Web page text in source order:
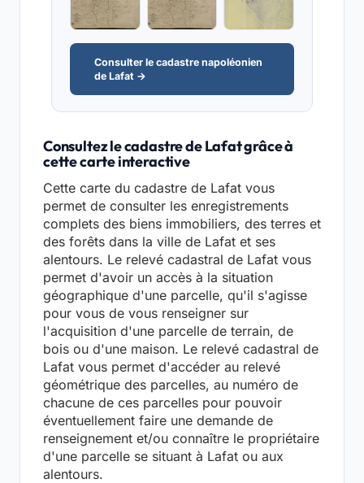
Consulter le cadastre napoléonien
de Lafat →
Consultez le cadastre de Lafat grâce à
cette carte interactive
Cette carte du cadastre de Lafat vous
permet de consulter les enregistrements
complets des biens immobiliers, des terres et
des forêts dans la ville de Lafat et ses
alentours. Le relevé cadastral de Lafat vous
permet d'avoir un accès à la situation
géographique d'une parcelle, qu'il s'agisse
pour vous de vous renseigner sur
l'acquisition d'une parcelle de terrain, de
bois ou d'une maison. Le relevé cadastral de
Lafat vous permet d'accéder au relevé
géométrique des parcelles, au numéro de
chacune de ces parcelles pour pouvoir
éventuellement faire une demande de
renseignement et/ou connaître le propriétaire
d'une parcelle se situant à Lafat ou aux
alentours.